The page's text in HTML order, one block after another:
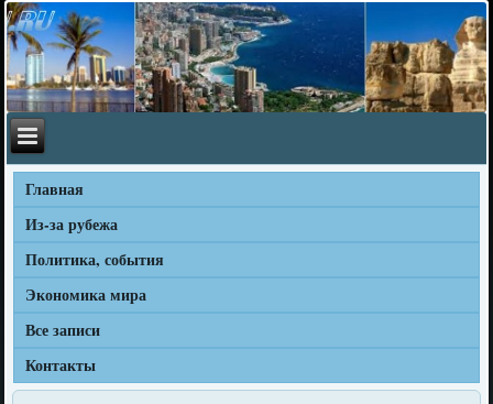
Главная
Из-за рубежа
Политика, события
Экономика мира
Все записи
Контакты